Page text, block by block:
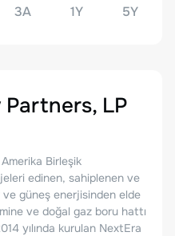
3A 1Y 5Y
LP
Birleşik
edinen, sahiplenen ve
güneş enerjisinden elde
ve doğal gaz boru hattı
yılında kurulan NextEra